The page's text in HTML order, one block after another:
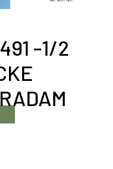
-1/2